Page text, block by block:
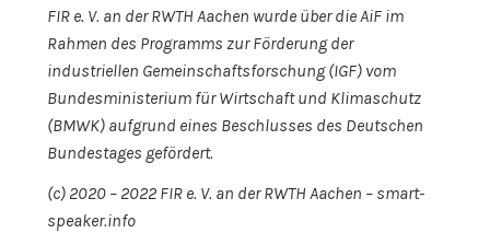
FIR e. V. an der RWTH Aachen wurde über die AiF im
Rahmen des Programms zur Förderung der
industriellen Gemeinschaftsforschung (IGF) vom
Bundesministerium für Wirtschaft und Klimaschutz
(BMWK) aufgrund eines Beschlusses des Deutschen
Bundestages gefördert.
(c) 2020 – 2022 FIR e. V. an der RWTH Aachen – smart-
speaker.info